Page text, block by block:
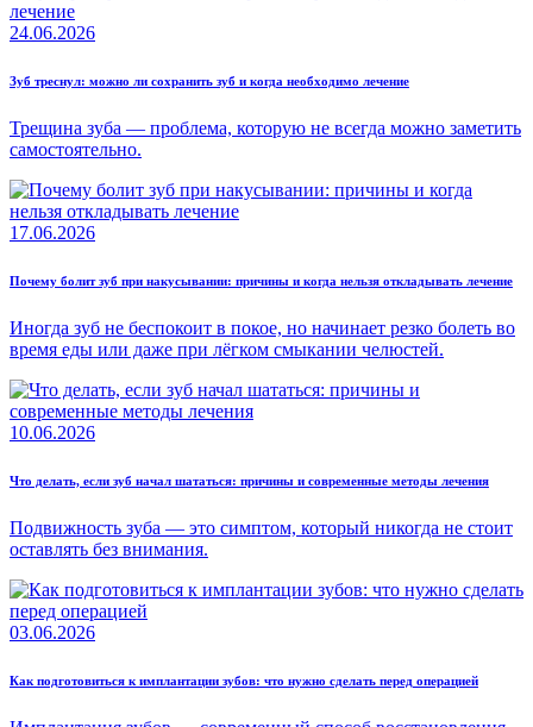
24.06.2026
Зуб треснул: можно ли сохранить зуб и когда необходимо лечение
Трещина зуба — проблема, которую не всегда можно заметить
самостоятельно.
17.06.2026
Почему болит зуб при накусывании: причины и когда нельзя откладывать лечение
Иногда зуб не беспокоит в покое, но начинает резко болеть во
время еды или даже при лёгком смыкании челюстей.
10.06.2026
Что делать, если зуб начал шататься: причины и современные методы лечения
Подвижность зуба — это симптом, который никогда не стоит
оставлять без внимания.
03.06.2026
Как подготовиться к имплантации зубов: что нужно сделать перед операцией